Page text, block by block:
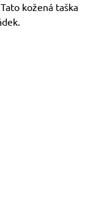
kožená taška